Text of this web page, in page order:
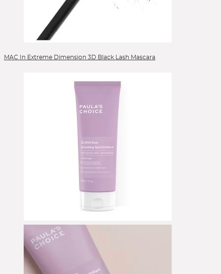
MAC In Extreme Dimension 3D Black Lash Mascara